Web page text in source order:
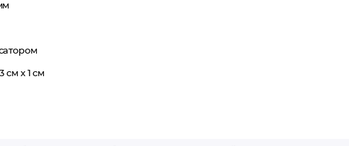
см x 1 см